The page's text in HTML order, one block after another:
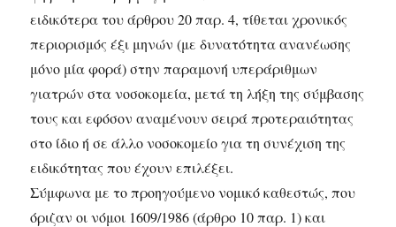
ειδικότερα του άρθρου 20 παρ. 4, τίθεται χρονικός
περιορισμός έξι μηνών (με δυνατότητα ανανέωσης
μόνο μία φορά) στην παραμονή υπεράριθμων
γιατρών στα νοσοκομεία, μετά τη λήξη της σύμβασης
τους και εφόσον αναμένουν σειρά προτεραιότητας
στο ίδιο ή σε άλλο νοσοκομείο για τη συνέχιση της
ειδικότητας που έχουν επιλέξει.
Σύμφωνα με το προηγούμενο νομικό καθεστώς, που
όριζαν οι νόμοι 1609/1986 (άρθρο 10 παρ. 1) και